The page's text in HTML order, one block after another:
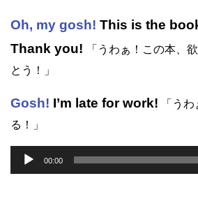
Oh, my gosh! This is the
Thank you!
「うわぁ！この本、
とう！」
Gosh! I’m late for work! 「う
る！」
声
00:00